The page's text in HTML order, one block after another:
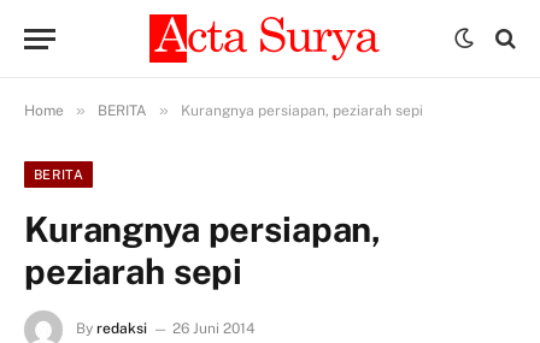
Home » BERITA » Kurangnya persiapan, peziarah sepi
BERITA
Kurangnya persiapan,
peziarah sepi
By redaksi 26 Juni 2014